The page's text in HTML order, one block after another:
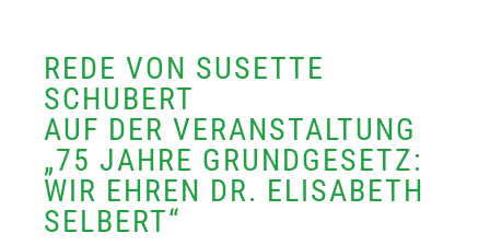
REDE VON SUSETTE
SCHUBERT
AUF DER VERANSTALTUNG
„75 JAHRE GRUNDGESETZ:
WIR EHREN DR. ELISABETH
SELBERT“